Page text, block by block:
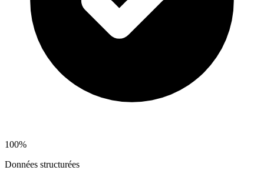
100%
Données structurées